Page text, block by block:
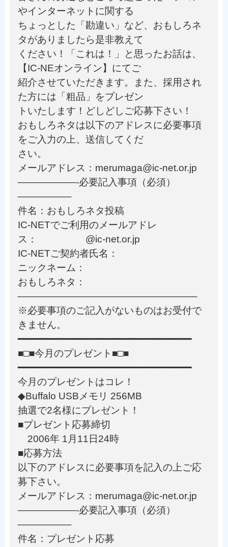
やインターネットに関する
ちょっとした「勘違い」など、おもしろネ
タがありましたら是非教えて
ください！「これは！」と思ったお話は、
【IC-NEオンライン】にてご
紹介させていただきます。また、採用され
た方には「粗品」をプレゼン
トいたします！どしどしご応募下さい！
おもしろネタは以下のアドレスに必要事項
をご入力の上、送信してくだ
さい。
メールアドレス：merumaga@ic-net.or.jp
——————-必要記入事項（必須）
—————–
件名：おもしろネタ投稿
IC-NETでご利用のメールアドレ
ス： @ic-net.or.jp
IC-NETご契約者氏名：
ニックネーム：
おもしろネタ：
——————————————————–
※必要事項のご記入がないものはお受付で
きません。
━━━━━━━━━━━━━━━━━━━━━━━━━━━━━━━
■□■今月のプレゼント■□■
━━━━━━━━━━━━━━━━━━━━━━━━━━━━━━━
今月のプレゼントはコレ！
◆Buffalo USBメモリ 256MB
抽選で2名様にプレゼント！
■プレゼント応募締切
2006年 1月11日24時
■応募方法
以下のアドレスに必要事項を記入の上ご応
募下さい。
メールアドレス：merumaga@ic-net.or.jp
——————-必要記入事項（必須）
—————–
件名：プレゼント応募